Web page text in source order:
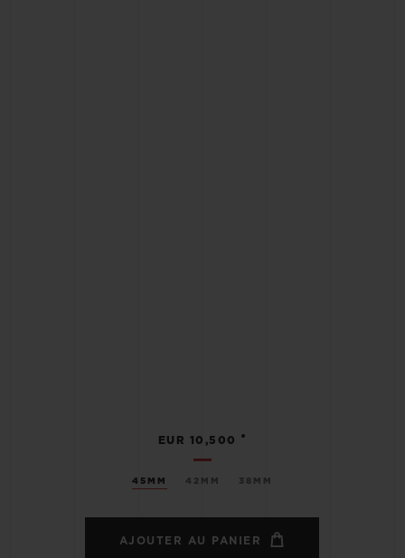
45MM 42MM 38MM
EUR 10,500 •
AJOUTER AU PANIER